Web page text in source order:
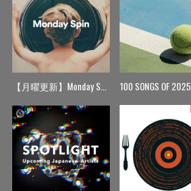
【月曜更新】Monday Spin 100 SONGS OF 2025